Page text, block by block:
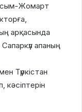
Жомарт
арқасында
апаның
Түркістан
кәсіптерін